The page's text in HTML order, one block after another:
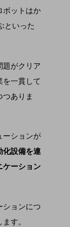
ボットはか
といった
題がクリア
を一貫して
つありま
ーションが
化設備を連
ケーション
ションにつ
す。